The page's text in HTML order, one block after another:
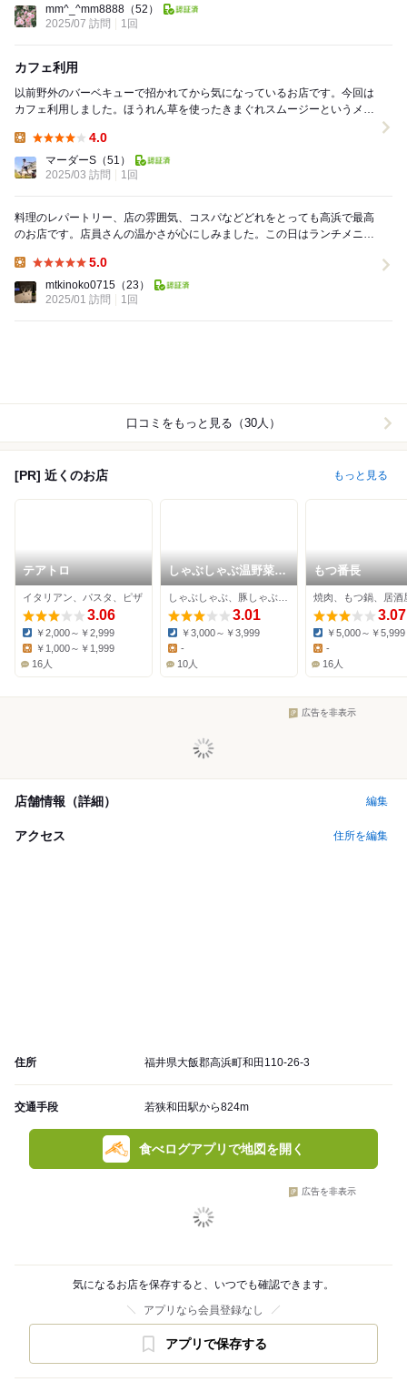
mm^_^mm8888 （52）
2025/07 訪問
1回
カフェ利用
以前野外のバーベキューで招かれてから気になっているお店です。今回は
カフェ利用しました。ほうれん草を使ったきまぐれスムージーというメニ
4.0
マーダーS （51）
2025/03 訪問
1回
料理のレパートリー、店の雰囲気、コスパなどどれをとっても高浜で最高
のお店です。店員さんの温かさが心にしみました。この日はランチメニュ
5.0
mtkinoko0715 （23）
2025/01 訪問
1回
口コミをもっと見る（30人）
[PR] 近くのお店 もっと見る
テアトロ
イタリアン、パスタ、ピザ
3.06
Dinner:
￥2,000～￥2,999
Lunch:
￥1,000～￥1,999
16人
しゃぶしゃぶ温野菜
敦賀店
3.01
Dinner:
￥3,000～￥3,999
Lunch:
-
10人
もつ番長
焼肉、もつ鍋、居酒
3.07
Dinner:
￥5,000～￥5,999
Lunch:
-
16人
広告を非表示
店舗情報（詳細） 編集
アクセス 住所を編集
住所 福井県大飯郡高浜町和田110-26-3
交通手段 若狭和田駅から824m
食べログアプリで地図を開く
広告を非表示
気になるお店を保存すると、いつでも確認できます。
アプリなら会員登録なし
アプリで保存する